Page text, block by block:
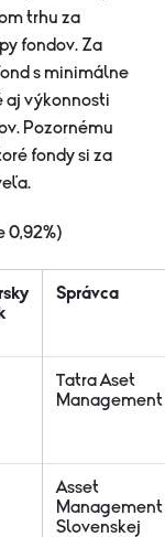
trhu za
fondov. Za
s minimálne
aj výkonnosti
Pozornému
fondy si za
0,92%)
Správca
Tatra Aset
Management
Asset
Management
Slovenskej